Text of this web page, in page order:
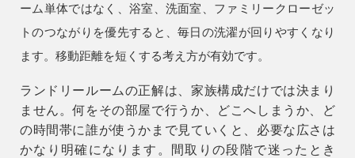
ーム単体ではなく、浴室、洗面室、ファミリークローゼッ
トのつながりを優先すると、毎日の洗濯が回りやすくなり
ます。移動距離を短くする考え方が有効です。
ランドリールームの正解は、家族構成だけでは決まり
ません。何をその部屋で行うか、どこへしまうか、ど
の時間帯に誰が使うか まで見ていくと、必要な広さは
かなり明確になります。間取りの段階で迷ったとき